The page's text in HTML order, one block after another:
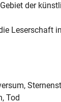
der
Leserschaft
Tod